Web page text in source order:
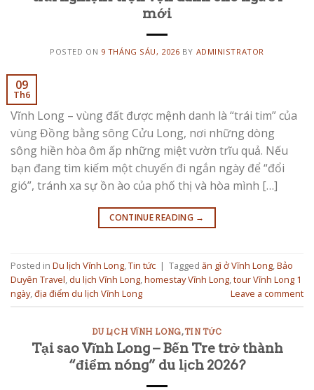
mới
POSTED ON 9 THÁNG SÁU, 2026 BY ADMINISTRATOR
09
Th6
Vĩnh Long – vùng đất được mệnh danh là “trái tim” của
vùng Đồng bằng sông Cửu Long, nơi những dòng
sông hiền hòa ôm ấp những miệt vườn trĩu quả. Nếu
bạn đang tìm kiếm một chuyến đi ngắn ngày để “đổi
gió”, tránh xa sự ồn ào của phố thị và hòa mình […]
CONTINUE READING →
Posted in Du lịch Vĩnh Long,Tin tức | Tagged ăn gì ở Vĩnh Long,Bảo
Duyên Travel, du lịch Vĩnh Long,homestay Vĩnh Long,tour Vĩnh Long 1
ngày,địa điểm du lịch Vĩnh Long Leave a comment
DU LỊCH VĨNH LONG,TIN TỨC
Tại sao Vĩnh Long – Bến Tre trở thành
“điểm nóng” du lịch 2026?